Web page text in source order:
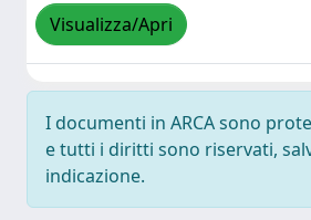
Visualizza/Apri
I documenti in ARCA sono
e tutti i diritti sono riservati,
indicazione.